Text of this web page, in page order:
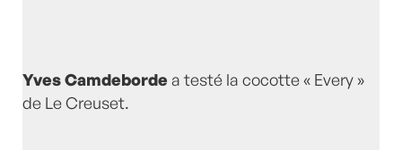
Yves Camdeborde a testé la cocotte « Every »
de Le Creuset.